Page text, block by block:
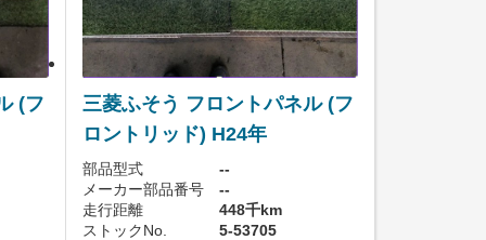
(フ
三菱ふそう フロントパネル (フ
ロントリッド) H24年
部品型式
--
メーカー部品番号
--
走行距離
448千km
ストックNo.
5-53705